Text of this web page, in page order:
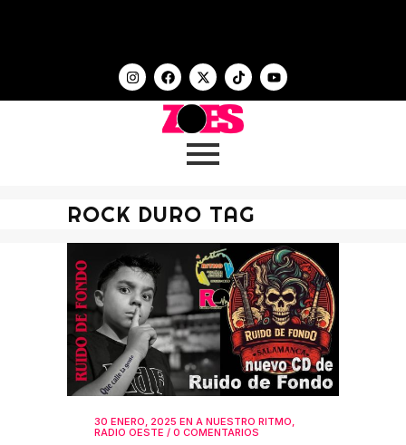
ROCK DURO TAG
30 ENERO, 2025 EN A NUESTRO RITMO
RADIO OESTE / 0 COMENTARIOS